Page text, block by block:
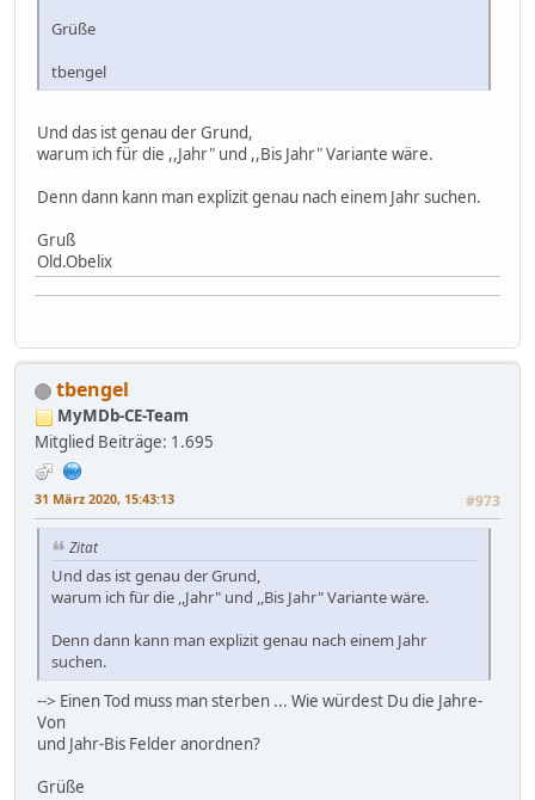
Grüße
tbengel
Und das ist genau der Grund,
warum ich für die ,,Jahr" und ,,Bis Jahr" Variante wäre.
Denn dann kann man explizit genau nach einem Jahr suchen.
Gruß
Old.Obelix
tbengel
MyMDb-CE-Team
Mitglied Beiträge: 1.695
31 März 2020, 15:43:13 #973
Zitat
Und das ist genau der Grund,
warum ich für die ,,Jahr" und ,,Bis Jahr" Variante wäre.
Denn dann kann man explizit genau nach einem Jahr
suchen.
--> Einen Tod muss man sterben ... Wie würdest Du die Jahre-
Von
und Jahr-Bis Felder anordnen?
Grüße